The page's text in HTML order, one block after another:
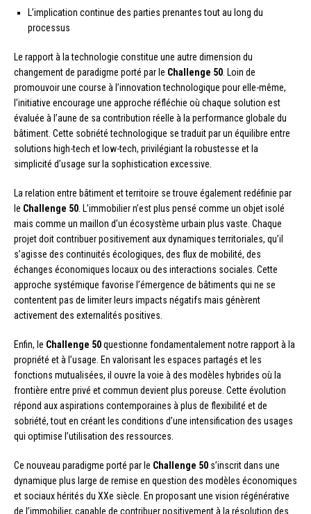
L’implication continue des parties prenantes tout au long du
processus
Le rapport à la technologie constitue une autre dimension du
changement de paradigme porté par le Challenge 50 . Loin de
promouvoir une course à l’innovation technologique pour elle-même,
l’initiative encourage une approche réfléchie où chaque solution est
évaluée à l’aune de sa contribution réelle à la performance globale du
bâtiment. Cette sobriété technologique se traduit par un équilibre entre
solutions high-tech et low-tech, privilégiant la robustesse et la
simplicité d’usage sur la sophistication excessive.
La relation entre bâtiment et territoire se trouve également redéfinie par
le Challenge 50 . L’immobilier n’est plus pensé comme un objet isolé
mais comme un maillon d’un écosystème urbain plus vaste. Chaque
projet doit contribuer positivement aux dynamiques territoriales, qu’il
s’agisse des continuités écologiques, des flux de mobilité, des
échanges économiques locaux ou des interactions sociales. Cette
approche systémique favorise l’émergence de bâtiments qui ne se
contentent pas de limiter leurs impacts négatifs mais génèrent
activement des externalités positives.
Enfin, le Challenge 50questionne fondamentalement notre rapport à la
propriété et à l’usage. En valorisant les espaces partagés et les
fonctions mutualisées, il ouvre la voie à des modèles hybrides où la
frontière entre privé et commun devient plus poreuse. Cette évolution
répond aux aspirations contemporaines à plus de flexibilité et de
sobriété, tout en créant les conditions d’une intensification des usages
qui optimise l’utilisation des ressources.
Ce nouveau paradigme porté par le Challenge 50 s’inscrit dans une
dynamique plus large de remise en question des modèles économiques
et sociaux hérités du XXe siècle. En proposant une vision régénérative
de l’immobilier, capable de contribuer positivement à la résolution des